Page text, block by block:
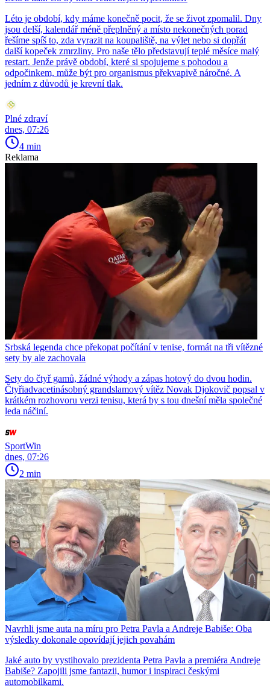
Léto je období, kdy máme konečně pocit, že se život zpomalil. Dny
jsou delší, kalendář méně přeplněný a místo nekonečných porad
řešíme spíš to, zda vyrazit na koupaliště, na výlet nebo si dopřát
další kopeček zmrzliny. Pro naše tělo představují teplé měsíce malý
restart. Jenže právě období, které si spojujeme s pohodou a
odpočinkem, může být pro organismus překvapivě náročné. A
jedním z důvodů je krevní tlak.
Plné zdraví
dnes, 07:26
4 min
Reklama
Srbská legenda chce překopat počítání v tenise, formát na tři vítězné
sety by ale zachovala
Sety do čtyř gamů, žádné výhody a zápas hotový do dvou hodin.
Čtyřiadvacetinásobný grandslamový vítěz Novak Djokovič popsal v
krátkém rozhovoru verzi tenisu, která by s tou dnešní měla společné
leda náčiní.
SportWin
dnes, 07:26
2 min
Navrhli jsme auta na míru pro Petra Pavla a Andreje Babiše: Oba
výsledky dokonale opovídají jejich povahám
Jaké auto by vystihovalo prezidenta Petra Pavla a premiéra Andreje
Babiše? Zapojili jsme fantazii, humor i inspiraci českými
automobilkami.